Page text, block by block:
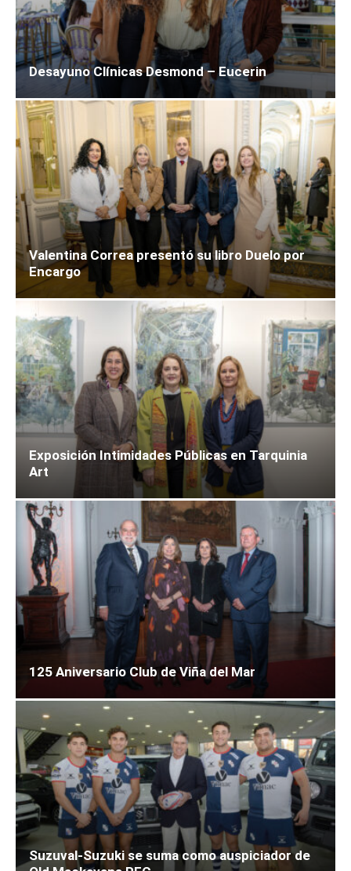
Desayuno Clínicas Desmond – Eucerin
Valentina Correa presentó su libro Duelo por
Encargo
Exposición Intimidades Públicas en Tarquinia
Art
125 Aniversario Club de Viña del Mar
Suzuval-Suzuki se suma como auspiciador de